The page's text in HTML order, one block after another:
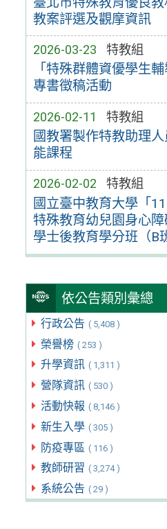
教案評選及觀摩資訊
2026-03-23 特教組
「特殊群體資優學生輔
專書徵稿活動
2026-02-11 特教組
國教署製作特教助理
能課程
2026-02-02 特教組
國立臺中教育大學「
特殊教育幼兒園身心
學士後教育學分班（B
依公告類別彙總
行政公告 ( 5,408 )
榮譽榜 ( 253 )
升學資訊 ( 1,311 )
營隊資訊 ( 530 )
活動快報 ( 8,146 )
新生入學 ( 305 )
防疫專區 ( 116 )
教師研習 ( 3,274 )
系統公告 ( 29 )